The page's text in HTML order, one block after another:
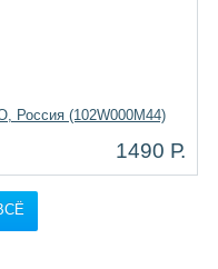
Россия (102W000M44)
1490 Р.